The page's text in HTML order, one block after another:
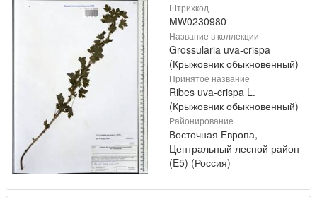
Штрихкод
MW0230980
Название в коллекции
Grossularia uva-crispa
(Крыжовник обыкновенный)
Принятое название
Ribes uva-crispa L.
(Крыжовник обыкновенный)
Районирование
Восточная Европа,
Центральный лесной район
(E5) (Россия)